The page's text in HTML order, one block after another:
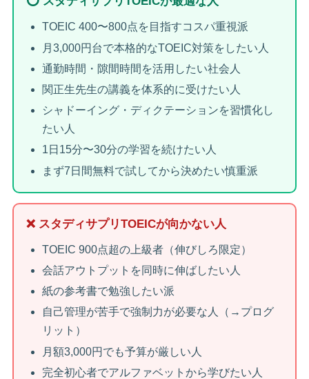
TOEIC 400〜800点を目指すコスパ重視派
月3,000円台で本格的なTOEIC対策をしたい人
通勤時間・隙間時間を活用したい社会人
関正生先生の講義を体系的に受けたい人
シャドーイング・ディクテーションを習慣化し
たい人
1日15分〜30分の学習を続けたい人
まず7日間無料で試してから決めたい慎重派
❌ スタディサプリTOEICが向かない人
TOEIC 900点超の上級者（伸びしろ限定）
会話アウトプットを同時に伸ばしたい人
紙の参考書で勉強したい派
自己管理が苦手で強制力が必要な人（→プログ
リット）
月額3,000円でも予算が厳しい人
完全初心者でアルファベットから学びたい人